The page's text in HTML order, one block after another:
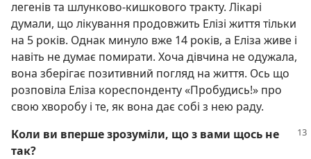
легенів та шлунково-кишкового тракту. Лікарі
думали, що лікування продовжить Елізі життя тільки
на 5 років. Однак минуло вже 14 років, а Еліза живе і
навіть не думає помирати. Хоча дівчина не одужала,
вона зберігає позитивний погляд на життя. Ось що
розповіла Еліза кореспонденту «Пробудись!» про
свою хворобу і те, як вона дає собі з нею раду.
Коли ви вперше зрозуміли, що з вами щось не
так?